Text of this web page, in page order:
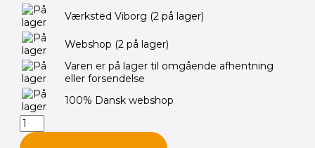
Værksted Viborg (2 på lager)
Webshop (2 på lager)
Varen er på lager til omgående afhentning
eller forsendelse
100% Dansk webshop
PROX
knastkæde
Honda
CRF450R
17+
antal